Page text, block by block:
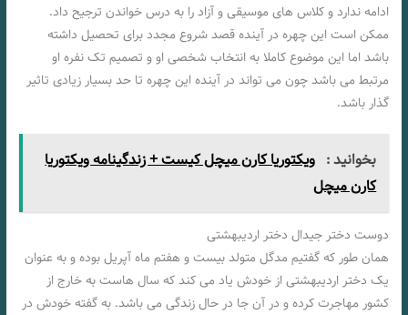
ادامه ندارد و کلاس های موسیقی و آزاد را به درس خواندن ترجیح داد.
ممکن است این چهره در آینده قصد شروع مجدد برای تحصیل داشته
باشد اما این موضوع کاملا به انتخاب شخصی او و تصمیم تک نفره او
مرتبط می باشد چون می تواند در آینده این چهره تا حد بسیار زیادی تاثیر
گذار باشد.
بخوانید : ویکتوریا کارن میچل کیست + زندگینامه ویکتوریا
کارن میچل
دوست دختر جیدال دختر اردیبهشتی
همان طور که گفتیم مدگل متولد بیست و هفتم ماه آپریل بوده و به عنوان
یک دختر اردیبهشتی از خودش یاد می کند که سال هاست به خارج از
کشور مهاجرت کرده و در آن جا در حال زندگی می باشد. به گفته خودش در